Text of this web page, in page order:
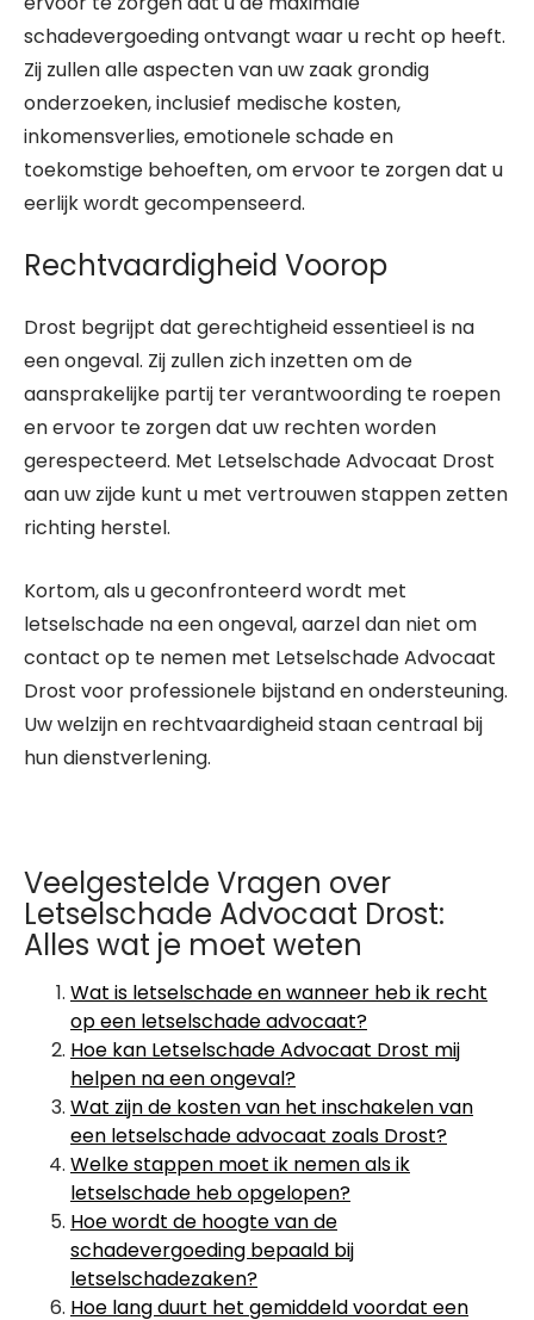
schadevergoeding ontvangt waar u recht op heeft.
Zij zullen alle aspecten van uw zaak grondig
onderzoeken, inclusief medische kosten,
inkomensverlies, emotionele schade en
toekomstige behoeften, om ervoor te zorgen dat u
eerlijk wordt gecompenseerd.
Rechtvaardigheid Voorop
Drost begrijpt dat gerechtigheid essentieel is na
een ongeval. Zij zullen zich inzetten om de
aansprakelijke partij ter verantwoording te roepen
en ervoor te zorgen dat uw rechten worden
gerespecteerd. Met Letselschade Advocaat Drost
aan uw zijde kunt u met vertrouwen stappen zetten
richting herstel.
Kortom, als u geconfronteerd wordt met
letselschade na een ongeval, aarzel dan niet om
contact op te nemen met Letselschade Advocaat
Drost voor professionele bijstand en ondersteuning.
Uw welzijn en rechtvaardigheid staan centraal bij
hun dienstverlening.
Veelgestelde Vragen over
Letselschade Advocaat Drost:
Alles wat je moet weten
Wat is letselschade en wanneer heb ik recht
op een letselschade advocaat?
Hoe kan Letselschade Advocaat Drost mij
helpen na een ongeval?
Wat zijn de kosten van het inschakelen van
een letselschade advocaat zoals Drost?
Welke stappen moet ik nemen als ik
letselschade heb opgelopen?
Hoe wordt de hoogte van de
schadevergoeding bepaald bij
letselschadezaken?
Hoe lang duurt het gemiddeld voordat een